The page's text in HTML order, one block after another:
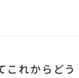
これからどう